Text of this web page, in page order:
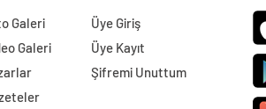
Galeri
Galeri
Üye Giriş
Üye Kayıt
Şifremi Unuttum